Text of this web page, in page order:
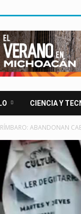
CIENCIA Y
ABANDONAN